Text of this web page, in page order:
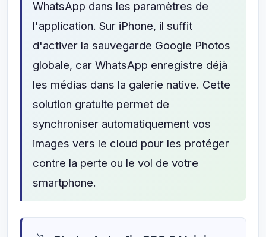
WhatsApp dans les paramètres de
l'application. Sur iPhone, il suffit
d'activer la sauvegarde Google Photos
globale, car WhatsApp enregistre déjà
les médias dans la galerie native. Cette
solution gratuite permet de
synchroniser automatiquement vos
images vers le cloud pour les protéger
contre la perte ou le vol de votre
smartphone.